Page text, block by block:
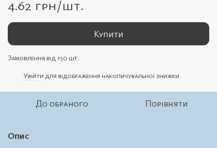
4.62 грн/шт.
Купити
Замовлення від 150 шт.
Увійти для відображення накопичувальної знижки
До обраного Порівняти
Опис